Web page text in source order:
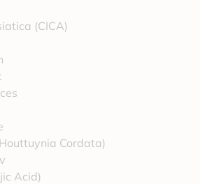
(CICA)
Cordata)
Acid)